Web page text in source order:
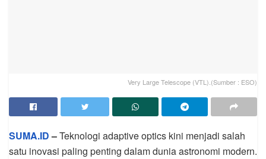
Very Large Telescope (VTL).(Sumber : ESO)
SUMA.ID–Teknologi adaptive optics kini menjadi salah
satu inovasi paling penting dalam dunia astronomi modern.